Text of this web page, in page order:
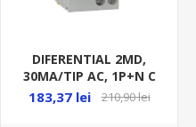
DIFERENTIAL 2MD,
30MA/TIP AC, 1P+N C
32A, 4.5KA, RCBO, EZ
183,37 lei 210,90 lei